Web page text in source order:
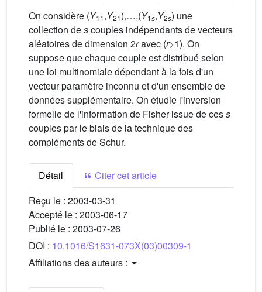
On considère (Y11,Y21),…,(Y1s,Y2s) une
collection descouples indépendants de vecteurs
aléatoires de dimension 2ravec (r>1). On
suppose que chaque couple est distribué selon
une loi multinomiale dépendant à la fois d'un
vecteur paramètre inconnu et d'un ensemble de
données supplémentaire. On étudie l'inversion
formelle de l'information de Fisher issue de cess
couples par le biais de la technique des
compléments de Schur.
Détail
Citer cet article
Reçu le : 2003-03-31
Accepté le : 2003-06-17
Publié le : 2003-07-26
DOI : 10.1016/S1631-073X(03)00309-1
Affiliations des auteurs :